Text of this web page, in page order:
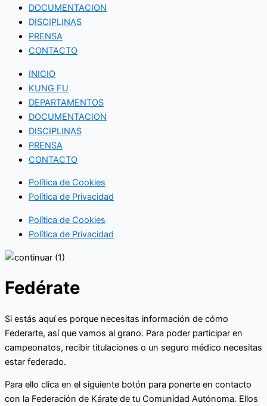
DOCUMENTACION
DISCIPLINAS
PRENSA
CONTACTO
INICIO
KUNG FU
DEPARTAMENTOS
DOCUMENTACION
DISCIPLINAS
PRENSA
CONTACTO
Política de Cookies
Política de Privacidad
Política de Cookies
Política de Privacidad
Fedérate
Si estás aquí es porque necesitas información de cómo
Federarte, así que vamos al grano. Para poder participar en
campeonatos, recibir titulaciones o un seguro médico necesitas
estar federado.
Para ello clica en el siguiente botón para ponerte en contacto
con la Federación de Kárate de tu Comunidad Autónoma. Ellos